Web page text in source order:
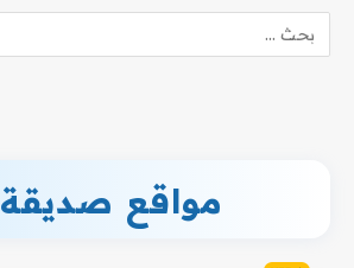
مواقع صديقة